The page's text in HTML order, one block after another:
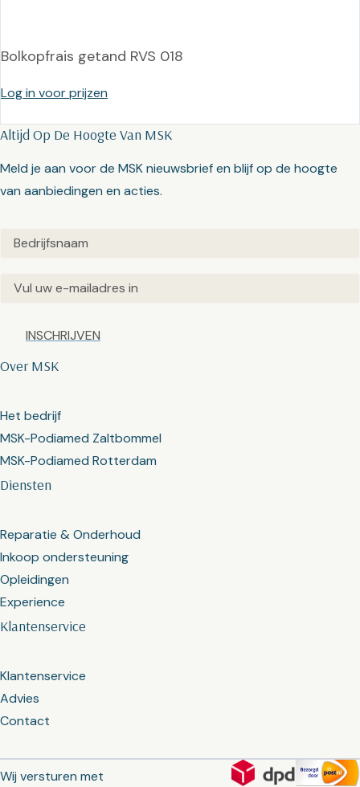
Bolkopfrais getand RVS 018
Log in voor prijzen
Klantenservice
Klantenservice
Advies
Contact
Diensten
Reparatie & Onderhoud
Inkoop ondersteuning
Opleidingen
Experience
Over MSK
Het bedrijf
MSK-Podiamed Zaltbommel
MSK-Podiamed Rotterdam
Altijd Op De Hoogte Van MSK
Meld je aan voor de MSK nieuwsbrief en blijf op de hoogte
van aanbiedingen en acties.
Untitled(Vereist)
Email(Vereist)
Captcha
Wij versturen met